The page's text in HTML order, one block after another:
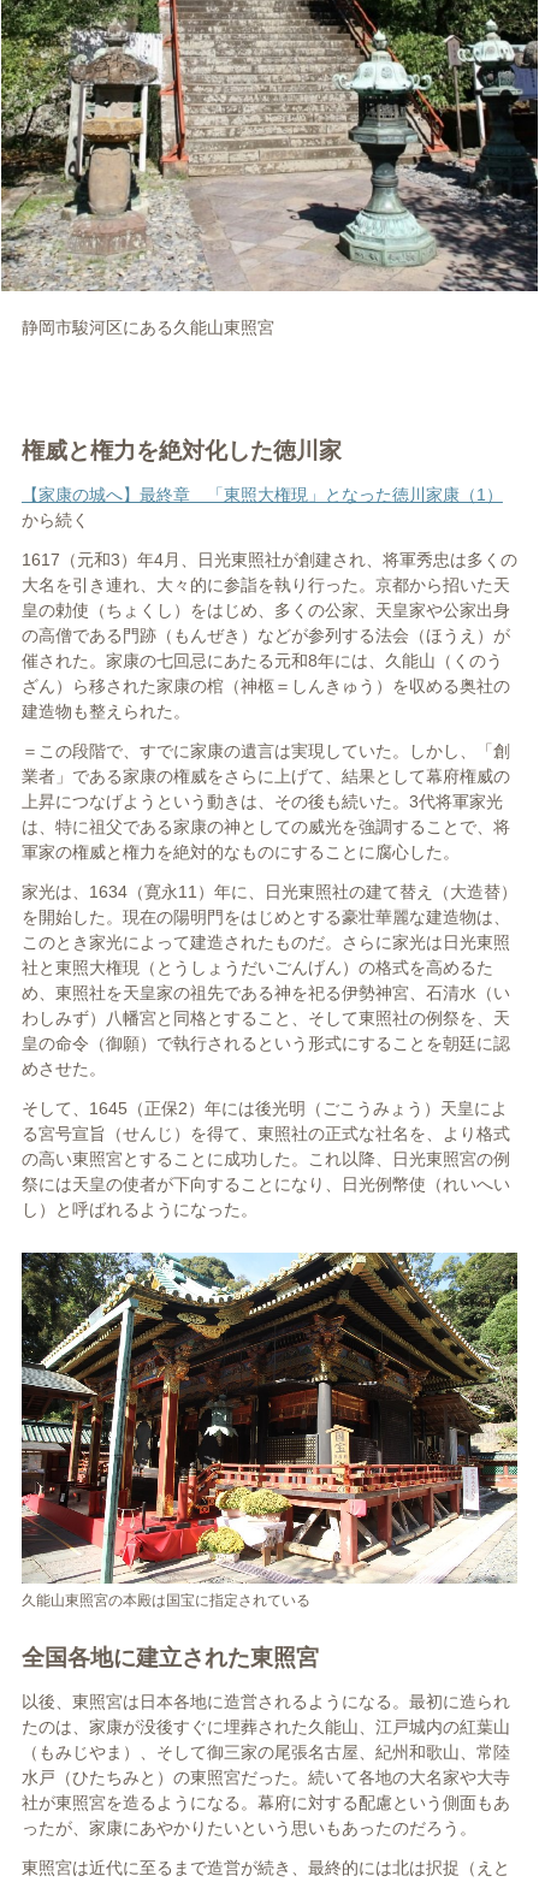
静岡市駿河区にある久能山東照宮
権威と権力を絶対化した徳川家
【家康の城へ】最終章 「東照大権現」となった徳川家康（1）
から続く
1617（元和3）年4月、日光東照社が創建され、将軍秀忠は多くの
大名を引き連れ、大々的に参詣を執り行った。京都から招いた天
皇の勅使（ちょくし）をはじめ、多くの公家、天皇家や公家出身
の高僧である門跡（もんぜき）などが参列する法会（ほうえ）が
催された。家康の七回忌にあたる元和8年には、久能山（くのう
ざん）ら移された家康の棺（神柩＝しんきゅう）を収める奥社の
建造物も整えられた。
＝この段階で、すでに家康の遺言は実現していた。しかし、「創
業者」である家康の権威をさらに上げて、結果として幕府権威の
上昇につなげようという動きは、その後も続いた。3代将軍家光
は、特に祖父である家康の神としての威光を強調することで、将
軍家の権威と権力を絶対的なものにすることに腐心した。
家光は、1634（寛永11）年に、日光東照社の建て替え（大造替）
を開始した。現在の陽明門をはじめとする豪壮華麗な建造物は、
このとき家光によって建造されたものだ。さらに家光は日光東照
社と東照大権現（とうしょうだいごんげん）の格式を高めるた
め、東照社を天皇家の祖先である神を祀る伊勢神宮、石清水（い
わしみず）八幡宮と同格とすること、そして東照社の例祭を、天
皇の命令（御願）で執行されるという形式にすることを朝廷に認
めさせた。
そして、1645（正保2）年には後光明（ごこうみょう）天皇によ
る宮号宣旨（せんじ）を得て、東照社の正式な社名を、より格式
の高い東照宮とすることに成功した。これ以降、日光東照宮の例
祭には天皇の使者が下向することになり、日光例幣使（れいへい
し）と呼ばれるようになった。
久能山東照宮の本殿は国宝に指定されている
全国各地に建立された東照宮
以後、東照宮は日本各地に造営されるようになる。最初に造られ
たのは、家康が没後すぐに埋葬された久能山、江戸城内の紅葉山
（もみじやま）、そして御三家の尾張名古屋、紀州和歌山、常陸
水戸（ひたちみと）の東照宮だった。続いて各地の大名家や大寺
社が東照宮を造るようになる。幕府に対する配慮という側面もあ
ったが、家康にあやかりたいという思いもあったのだろう。
東照宮は近代に至るまで造営が続き、最終的には北は択捉（えと